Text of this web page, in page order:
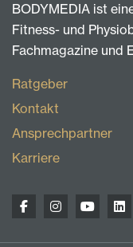
BODYMEDIA ist
Fitness- und
Fachmagazine und
Ratgeber
Kontakt
Ansprechpartner
Karriere